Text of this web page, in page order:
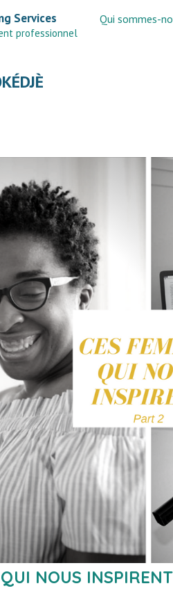
Services
professionnel
Qui sommes-
QUI NOUS